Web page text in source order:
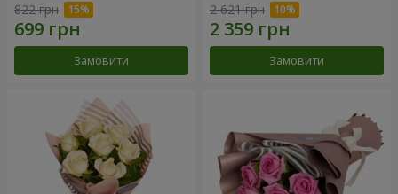
822 грн
Замовити
2 621 грн
Замовити